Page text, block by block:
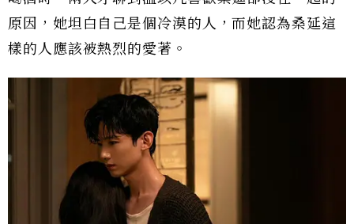
原因，她坦白自己是個冷漠的人，而她認為桑延這
樣的人應該被熱烈的愛著。